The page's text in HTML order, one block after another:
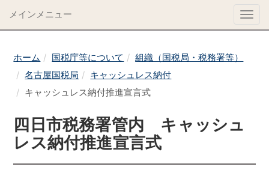
メインメニュー
ホーム 国税庁等について
組織（国税局・税務署等）
名古屋国税局
キャッシュレス納付
キャッシュレス納付推進宣言式
四日市税務署管内 キャッシュ
レス納付推進宣言式